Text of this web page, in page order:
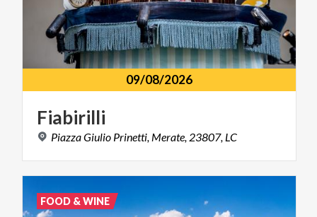
09/08/2026
Fiabirilli
PiazzaGiulio Prinetti, Merate, 23807, LC
FOOD & WINE